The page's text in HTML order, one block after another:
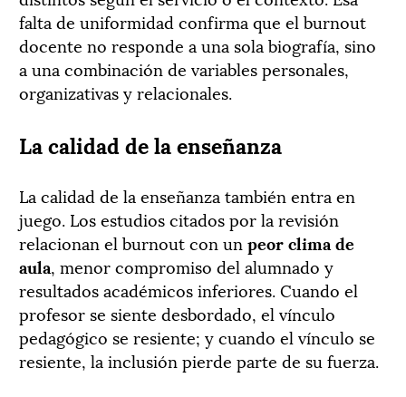
falta de uniformidad confirma que el burnout
docente no responde a una sola biografía, sino
a una combinación de variables personales,
organizativas y relacionales.
La calidad de la enseñanza
La calidad de la enseñanza también entra en
juego. Los estudios citados por la revisión
relacionan el burnout con un peor clima de
aula, menor compromiso del alumnado y
resultados académicos inferiores. Cuando el
profesor se siente desbordado, el vínculo
pedagógico se resiente; y cuando el vínculo se
resiente, la inclusión pierde parte de su fuerza.